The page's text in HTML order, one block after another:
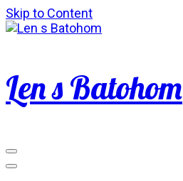
Skip to Content
Len s Batohom